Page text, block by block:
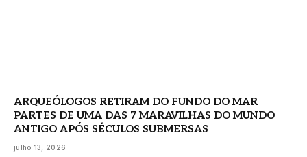
ARQUEÓLOGOS RETIRAM DO FUNDO DO MAR
PARTES DE UMA DAS 7 MARAVILHAS DO MUNDO
ANTIGO APÓS SÉCULOS SUBMERSAS
julho 13, 2026